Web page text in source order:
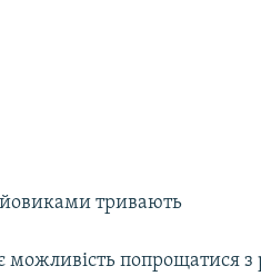
тривають
попрощатися з